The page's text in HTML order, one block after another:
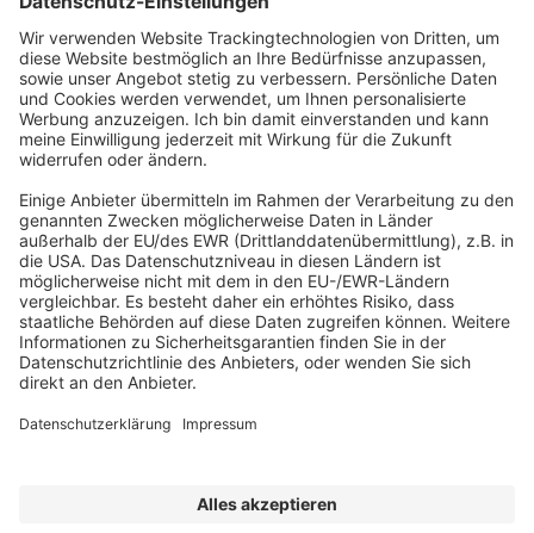
Abonnement anfordern| Abo kündigen|
Werben bei uns
Kennen Sie schon unseren
Bildrechte|Datenschutz|